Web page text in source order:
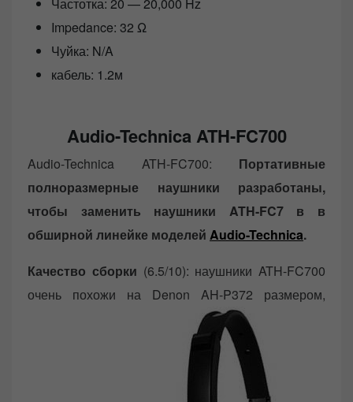
Impedance: 32 Ω
Чуйка: N/A
кабель: 1.2м
Audio-Technica ATH-FC700
Audio-Technica ATH-FC700: Портативные
полноразмерные наушники разработаны,
чтобы заменить наушники ATH-FC7 в в
обширной линейке моделей Audio-Technica.
Качество сборки (6.5/10): наушники ATH-FC700
очень похожи на Denon AH-P372 размером,